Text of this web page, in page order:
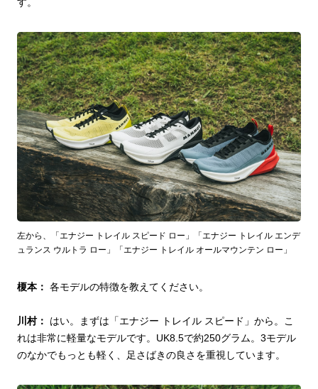
左から、「エナジー トレイル スピード ロー」「エナジー トレイル エンデ
ュランス ウルトラ ロー」「エナジー トレイル オールマウンテン ロー」
榎本： 各モデルの特徴を教えてください。
川村：
はい。まずは「エナジー トレイル スピード」から。こ
れは非常に軽量なモデルです。UK8.5で約250グラム。3モデル
のなかでもっとも軽く、足さばきの良さを重視しています。